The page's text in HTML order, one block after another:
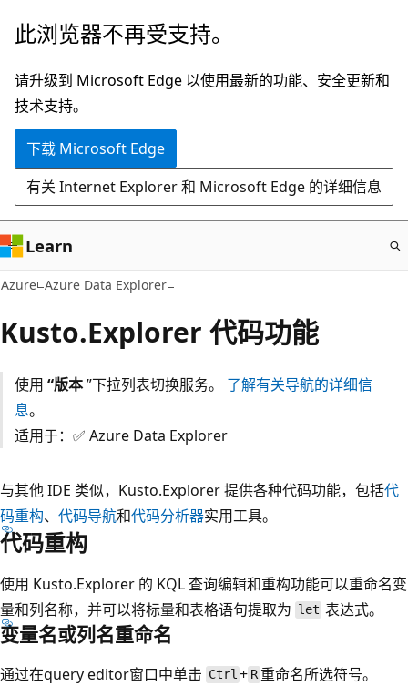
跳
主
要
内
此浏览器不再受支持。
请升级到 Microsoft Edge 以使用最新的功能、安全更新和
技术支持。
下载 Microsoft Edge
有关 Internet Explorer 和 Microsoft Edge 的详细信息
Learn
Azure Azure Data Explorer
Kusto.Explorer 代码功能
使用 “版本”下拉列表切换服务。 了解有关导航的详细信
息。
适用于：✅ Azure Data Explorer
与其他 IDE 类似，Kusto.Explorer 提供各种代码功能，包括代
码重构、 代码导航和代码分析器实用工具。
代码重构
使用 Kusto.Explorer 的 KQL 查询编辑和重构功能可以重命名变
量和列名称，并可以将标量和表格语句提取为 let 表达式。
变量名或列名重命名
通过在query editor窗口中单击 Ctrl + R重命名所选符号。